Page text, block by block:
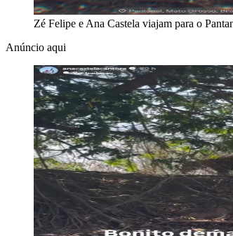
Zé Felipe e Ana Castela viajam para o
Anúncio aqui